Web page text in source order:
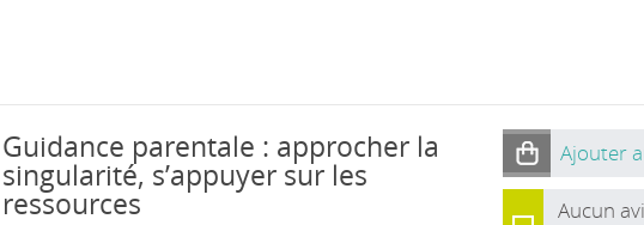
Guidance parentale : approcher la
singularité, s’appuyer sur les
ressources
Ajouter
Aucun